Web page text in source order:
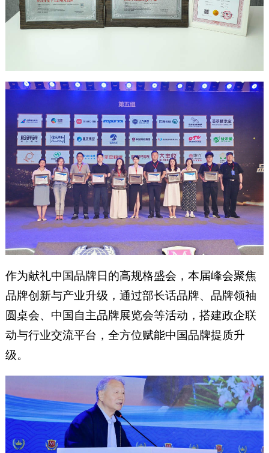
作为献礼中国品牌日的高规格盛会，本届峰会聚焦
品牌创新与产业升级，通过部长话品牌、品牌领袖
圆桌会、中国自主品牌展览会等活动，搭建政企联
动与行业交流平台，全方位赋能中国品牌提质升
级。